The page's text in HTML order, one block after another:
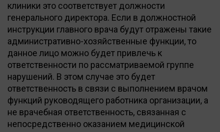
клиники это соответствует должности
генерального директора. Если в должностной
инструкции главного врача будут отражены такие
административно-хозяйственные функции, то
данное лицо можно будет привлечь к
ответственности по рассматриваемой группе
нарушений. В этом случае это будет
ответственность в связи с выполнением врачом
функций руководящего работника организации, а
не врачебная ответственность, связанная с
непосредственно оказанием медицинской